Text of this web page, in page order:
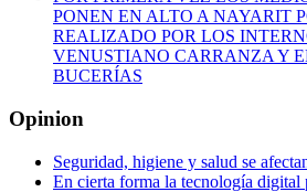
PONEN EN ALTO A NAYARIT
REALIZADO POR LOS
VENUSTIANO CARRANZA Y
BUCERÍAS
Opinion
Seguridad, higiene y salud se
En cierta forma la tecnología digital